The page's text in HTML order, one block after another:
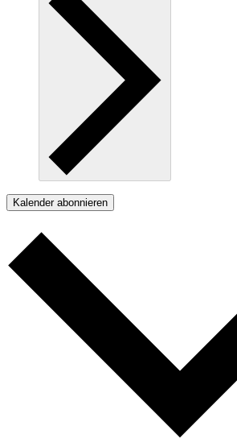
Kalender abonnieren